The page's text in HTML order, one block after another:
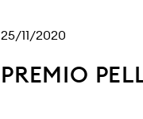
25/11/2020
PREMIO